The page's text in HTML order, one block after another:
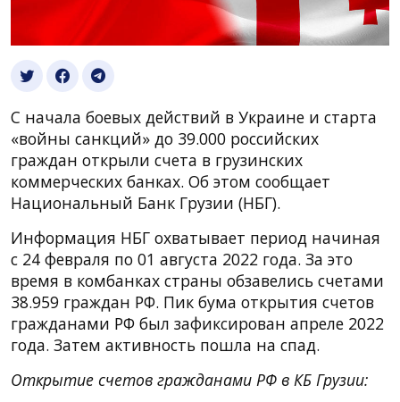
С начала боевых действий в Украине и старта
«войны санкций» до 39.000 российских
граждан открыли счета в грузинских
коммерческих банках. Об этом сообщает
Национальный Банк Грузии (НБГ).
Информация НБГ охватывает период начиная
с 24 февраля по 01 августа 2022 года. За это
время в комбанках страны обзавелись счетами
38.959 граждан РФ. Пик бума открытия счетов
гражданами РФ был зафиксирован апреле 2022
года. Затем активность пошла на спад.
Открытие счетов гражданами РФ в КБ Грузии: